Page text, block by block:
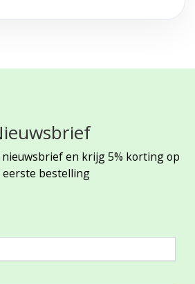
nieuwsbrief en krijg 5% korting op
eerste bestelling